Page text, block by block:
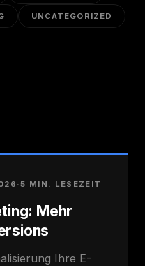
UNCATEGORIZED
·5 MIN. LESEZEIT
Mehr
Ihre E-